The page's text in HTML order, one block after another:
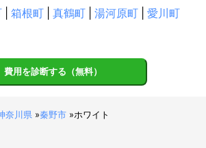
箱根町 真鶴町 湯河原町
愛川町
費用を診断する（無料）
奈川県 »秦野市 »ホワイト